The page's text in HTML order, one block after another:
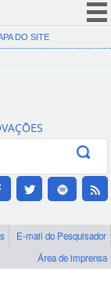
(COVID-19)
Canais
DO SITE
E-mail do Pesquisador
Área de imprensa